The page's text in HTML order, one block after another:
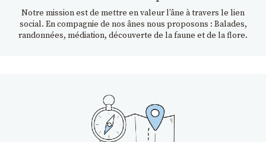
Notre mission est de mettre en valeur l’âne à travers le lien
social. En compagnie de nos ânes nous proposons : Balades,
randonnées, médiation, découverte de la faune et de la flore.